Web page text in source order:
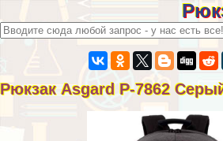
Рюкзак Asgard Р-7862